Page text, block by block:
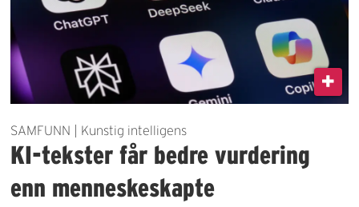
SAMFUNN | Kunstig intelligens
KI-tekster får bedre vurdering
enn menneskeskapte